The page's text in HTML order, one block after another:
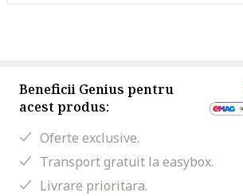
Beneficii Genius pentru
acest produs:
Oferte exclusive.
Transport gratuit la easybox.
Livrare prioritara.